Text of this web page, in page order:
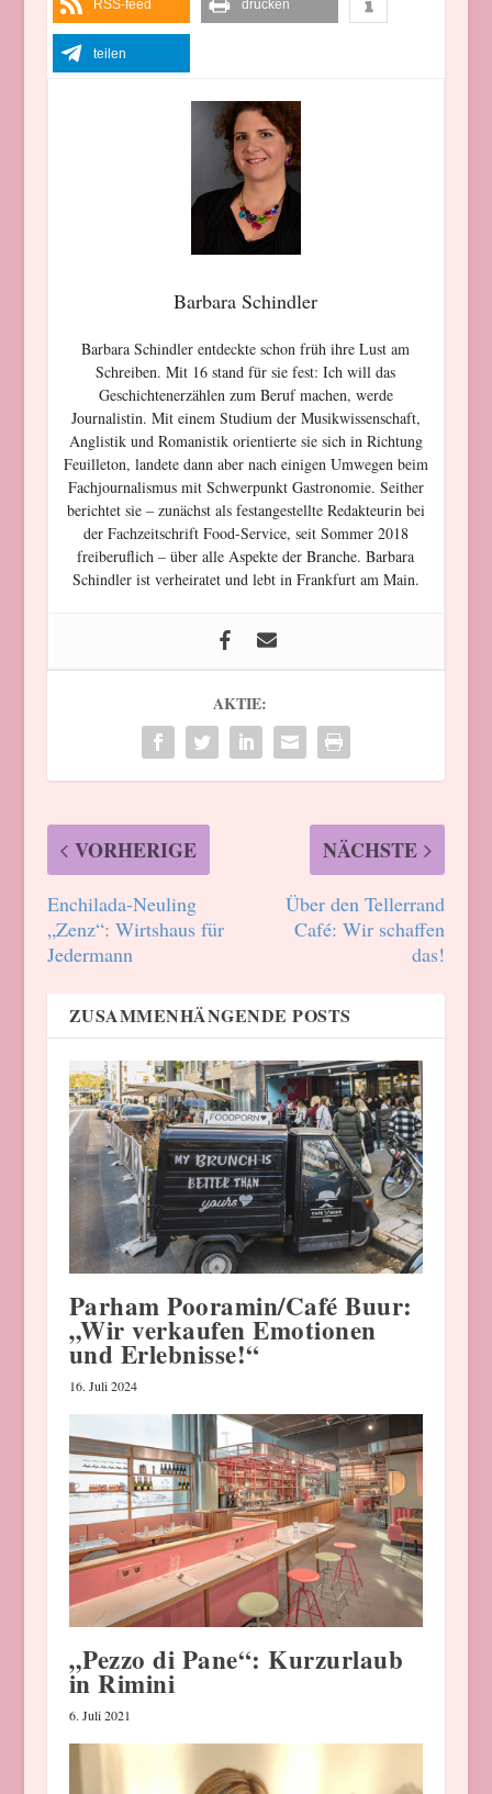
RSS-feed drucken
teilen
Barbara Schindler
Barbara Schindler entdeckte schon früh ihre Lust am
Schreiben. Mit 16 stand für sie fest: Ich will das
Geschichtenerzählen zum Beruf machen, werde
Journalistin. Mit einem Studium der Musikwissenschaft,
Anglistik und Romanistik orientierte sie sich in Richtung
Feuilleton, landete dann aber nach einigen Umwegen beim
Fachjournalismus mit Schwerpunkt Gastronomie. Seither
berichtet sie – zunächst als festangestellte Redakteurin bei
der Fachzeitschrift Food-Service, seit Sommer 2018
freiberuflich – über alle Aspekte der Branche. Barbara
Schindler ist verheiratet und lebt in Frankfurt am Main.
AKTIE:
VORHERIGE
Enchilada-Neuling
„Zenz“: Wirtshaus für
Jedermann
NÄCHSTE
Über den Tellerrand
Café: Wir schaffen
das!
ZUSAMMENHÄNGENDE POSTS
Parham Pooramin/Café Buur:
„Wir verkaufen Emotionen
und Erlebnisse!“
16. Juli 2024
„Pezzo di Pane“: Kurzurlaub
in Rimini
6. Juli 2021